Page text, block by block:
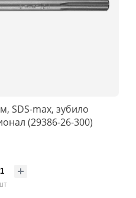
SDS-max, зубило
(29386-26-300)